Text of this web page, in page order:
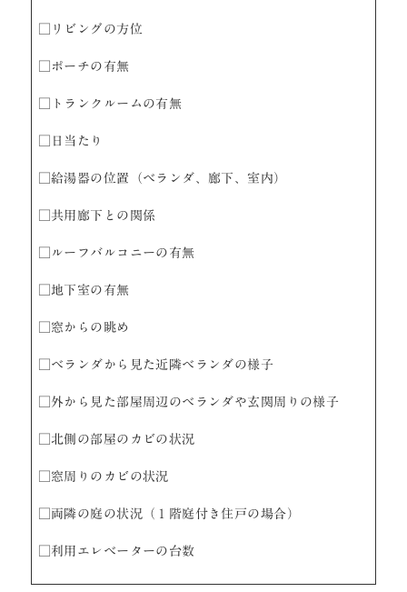
□リビングの方位
□ポーチの有無
□トランクルームの有無
□日当たり
□給湯器の位置（ベランダ、廊下、室内）
□共用廊下との関係
□ルーフバルコニーの有無
□地下室の有無
□窓からの眺め
□ベランダから見た近隣ベランダの様子
□外から見た部屋周辺のベランダや玄関周りの様子
□北側の部屋のカビの状況
□窓周りのカビの状況
□両隣の庭の状況（１階庭付き住戸の場合）
□利用エレベーターの台数